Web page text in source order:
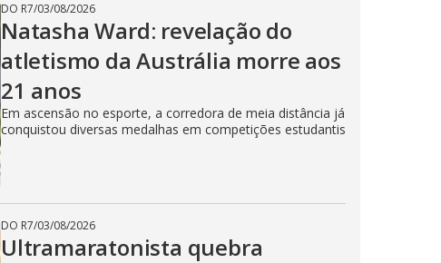
DO R7/03/08/2026
Natasha Ward: revelação do
atletismo da Austrália morre aos
21 anos
Em ascensão no esporte, a corredora de meia distância já
conquistou diversas medalhas em competições estudantis
DO R7/03/08/2026
Ultramaratonista quebra